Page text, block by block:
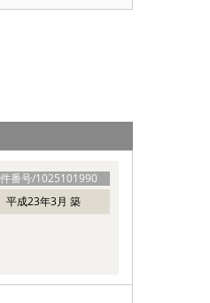
番号/1025101990
平成23年3月 築